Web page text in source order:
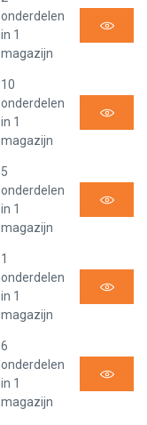
onderdelen
in 1
magazijn
10
onderdelen
in 1
magazijn
5
onderdelen
in 1
magazijn
1
onderdelen
in 1
magazijn
6
onderdelen
in 1
magazijn